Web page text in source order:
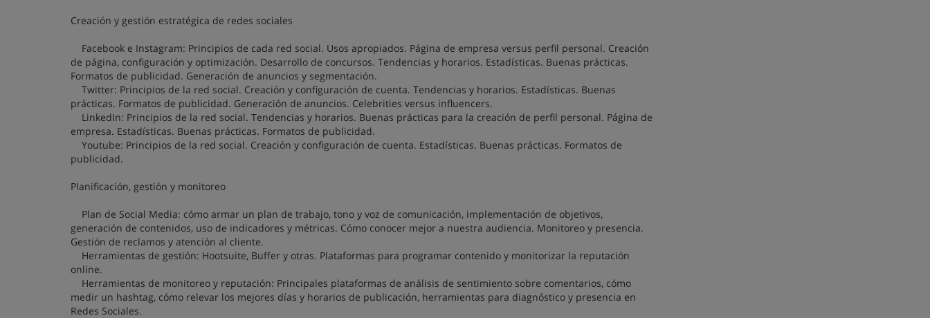
Creación y gestión estratégica de redes sociales
Facebook e Instagram: Principios de cada red social. Usos apropiados. Página de empresa versus perfil personal. Creación
de página, configuración y optimización. Desarrollo de concursos. Tendencias y horarios. Estadísticas. Buenas prácticas.
Formatos de publicidad. Generación de anuncios y segmentación.
Twitter: Principios de la red social. Creación y configuración de cuenta. Tendencias y horarios. Estadísticas. Buenas
prácticas. Formatos de publicidad. Generación de anuncios. Celebrities versus influencers.
LinkedIn: Principios de la red social. Tendencias y horarios. Buenas prácticas para la creación de perfil personal. Página de
empresa. Estadísticas. Buenas prácticas. Formatos de publicidad.
Youtube: Principios de la red social. Creación y configuración de cuenta. Estadísticas. Buenas prácticas. Formatos de
publicidad.
Planificación, gestión y monitoreo
Plan de Social Media: cómo armar un plan de trabajo, tono y voz de comunicación, implementación de objetivos,
generación de contenidos, uso de indicadores y métricas. Cómo conocer mejor a nuestra audiencia. Monitoreo y presencia.
Gestión de reclamos y atención al cliente.
Herramientas de gestión: Hootsuite, Buffer y otras. Plataformas para programar contenido y monitorizar la reputación
online.
Herramientas de monitoreo y reputación: Principales plataformas de análisis de sentimiento sobre comentarios, cómo
medir un hashtag, cómo relevar los mejores días y horarios de publicación, herramientas para diagnóstico y presencia en
Redes Sociales.